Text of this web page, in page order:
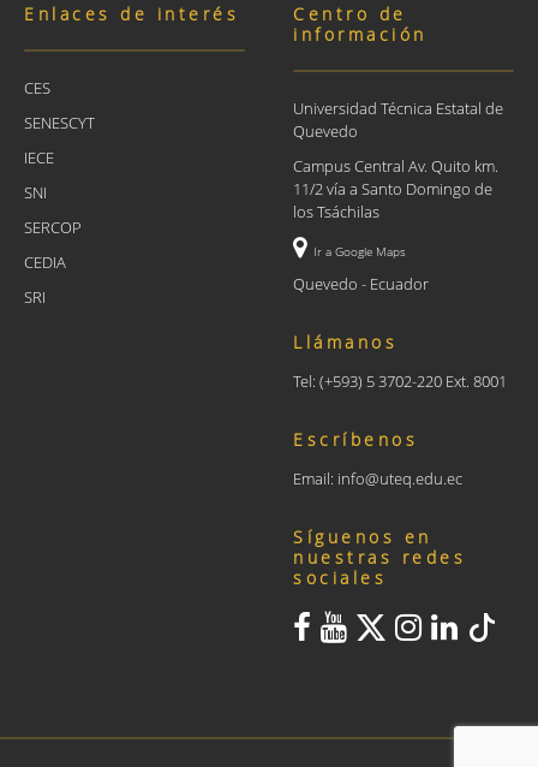
Enlaces de interés
CES
SENESCYT
IECE
SNI
SERCOP
CEDIA
SRI
Centro de
información
Universidad Técnica Estatal de
Quevedo
Campus Central Av. Quito km.
11/2 vía a Santo Domingo de
los Tsáchilas
Ir a Google Maps
Quevedo - Ecuador
Llámanos
Tel: (+593) 5 3702-220 Ext. 8001
Escríbenos
Email: info@uteq.edu.ec
Síguenos en
nuestras redes
sociales